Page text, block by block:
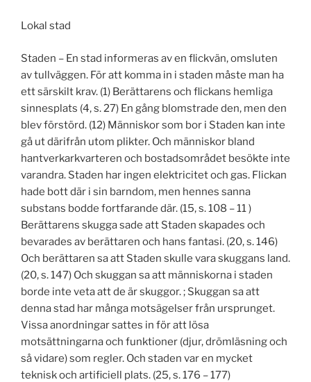
Lokal stad
Staden – En stad informeras av en flickvän, omsluten
av tullväggen. För att komma in i staden måste man ha
ett särskilt krav. (1) Berättarens och flickans hemliga
sinnesplats (4, s. 27) En gång blomstrade den, men den
blev förstörd. (12) Människor som bor i Staden kan inte
gå ut därifrån utom plikter. Och människor bland
hantverkarkvarteren och bostadsområdet besökte inte
varandra. Staden har ingen elektricitet och gas. Flickan
hade bott där i sin barndom, men hennes sanna
substans bodde fortfarande där. (15, s. 108 – 11 )
Berättarens skugga sade att Staden skapades och
bevarades av berättaren och hans fantasi. (20, s. 146)
Och berättaren sa att Staden skulle vara skuggans land.
(20, s. 147) Och skuggan sa att människorna i staden
borde inte veta att de är skuggor. ; Skuggan sa att
denna stad har många motsägelser från ursprunget.
Vissa anordningar sattes in för att lösa
motsättningarna och funktioner (djur, drömläsning och
så vidare) som regler. Och staden var en mycket
teknisk och artificiell plats. (25, s. 176 – 177)